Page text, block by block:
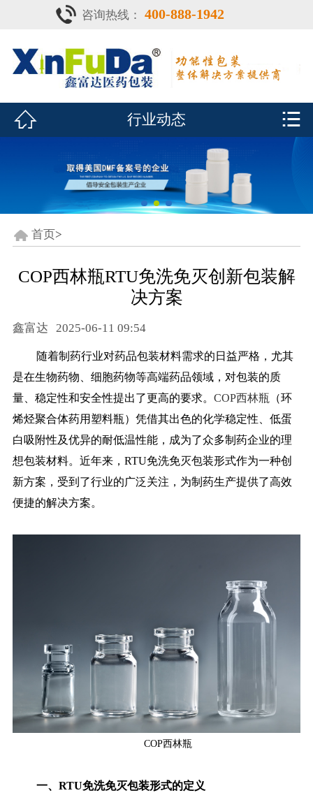
 首页
产品中心
鑫富达资质
行业动态
联系我们
咨询热线： 400-888-1942
 行业动态 
首页>
COP西林瓶RTU免洗免灭创新包装解
决方案
鑫富达 2025-06-11 09:54
随着制药行业对药品包装材料需求的日益严格，尤其
是在生物药物、细胞药物等高端药品领域，对包装的质
量、稳定性和安全性提出了更高的要求。 COP西林瓶 （环
烯烃聚合体药用塑料瓶）凭借其出色的化学稳定性、低蛋
白吸附性及优异的耐低温性能，成为了众多制药企业的理
想包装材料。近年来，RTU免洗免灭包装形式作为一种创
新方案，受到了行业的广泛关注，为制药生产提供了高效
便捷的解决方案。
COP西林瓶
一、RTU免洗免灭包装形式的定义